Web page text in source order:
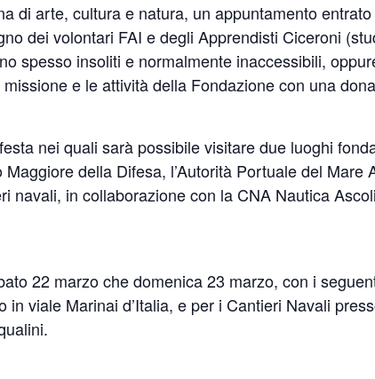
di arte, cultura e natura, un appuntamento
dei volontari FAI e degli Apprendisti Ciceroni
spesso insoliti e normalmente inaccessibili,
e le attività della Fondazione con una
nei quali sarà possibile visitare due luoghi
della Difesa, l’Autorità Portuale del Mare
in collaborazione con la CNA Nautica
22 marzo che domenica 23 marzo, con i
viale Marinai d’Italia, e per i Cantieri Navali